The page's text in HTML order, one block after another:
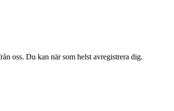
oss. Du kan när som helst avregistrera dig.